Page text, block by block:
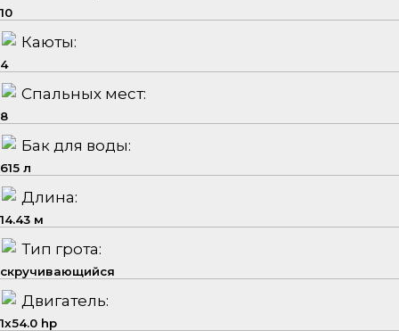
10
Каюты:
4
Спальных мест:
8
Бак для воды:
615 л
Длина:
14.43 м
Тип грота:
скручивающийся
Двигатель:
1x54.0 hp